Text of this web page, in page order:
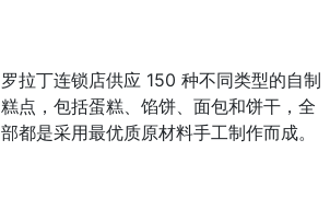
罗拉丁连锁店供应 150 种不同类型的自制
糕点，包括蛋糕、馅饼、面包和饼干，全
部都是采用最优质原材料手工制作而成。